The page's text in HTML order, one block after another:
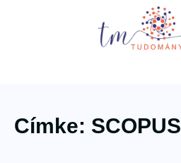
Címke: SCOPUS